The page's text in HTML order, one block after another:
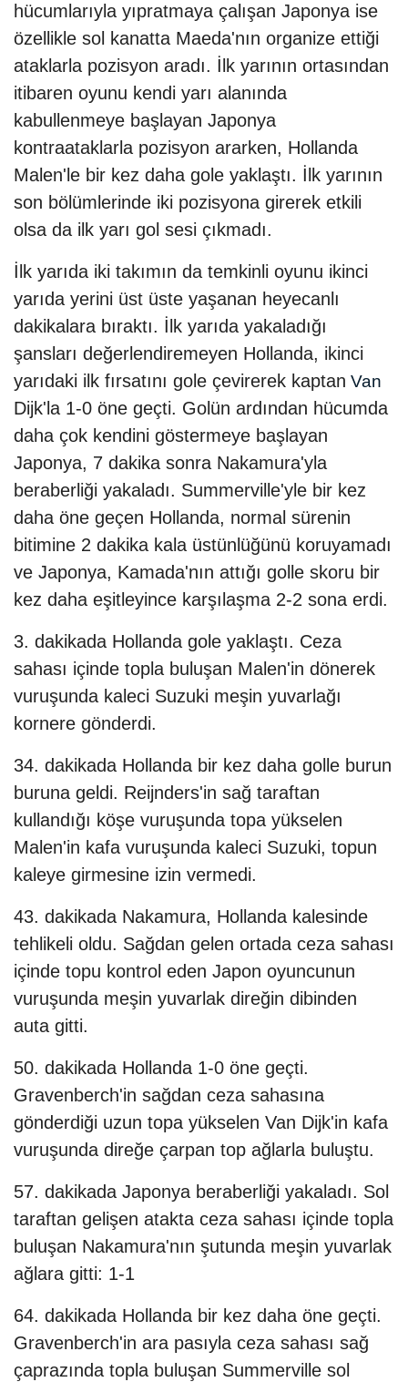
hücumlarıyla yıpratmaya çalışan Japonya ise
özellikle sol kanatta Maeda'nın organize ettiği
ataklarla pozisyon aradı. İlk yarının ortasından
itibaren oyunu kendi yarı alanında
kabullenmeye başlayan Japonya
kontraataklarla pozisyon ararken, Hollanda
Malen'le bir kez daha gole yaklaştı. İlk yarının
son bölümlerinde iki pozisyona girerek etkili
olsa da ilk yarı gol sesi çıkmadı.
İlk yarıda iki takımın da temkinli oyunu ikinci
yarıda yerini üst üste yaşanan heyecanlı
dakikalara bıraktı. İlk yarıda yakaladığı
şansları değerlendiremeyen Hollanda, ikinci
yarıdaki ilk fırsatını gole çevirerek kaptan Van
Dijk'la 1-0 öne geçti. Golün ardından hücumda
daha çok kendini göstermeye başlayan
Japonya, 7 dakika sonra Nakamura'yla
beraberliği yakaladı. Summerville'yle bir kez
daha öne geçen Hollanda, normal sürenin
bitimine 2 dakika kala üstünlüğünü koruyamadı
ve Japonya, Kamada'nın attığı golle skoru bir
kez daha eşitleyince karşılaşma 2-2 sona erdi.
3. dakikada Hollanda gole yaklaştı. Ceza
sahası içinde topla buluşan Malen'in dönerek
vuruşunda kaleci Suzuki meşin yuvarlağı
kornere gönderdi.
34. dakikada Hollanda bir kez daha golle burun
buruna geldi. Reijnders'in sağ taraftan
kullandığı köşe vuruşunda topa yükselen
Malen'in kafa vuruşunda kaleci Suzuki, topun
kaleye girmesine izin vermedi.
43. dakikada Nakamura, Hollanda kalesinde
tehlikeli oldu. Sağdan gelen ortada ceza sahası
içinde topu kontrol eden Japon oyuncunun
vuruşunda meşin yuvarlak direğin dibinden
auta gitti.
50. dakikada Hollanda 1-0 öne geçti.
Gravenberch'in sağdan ceza sahasına
gönderdiği uzun topa yükselen Van Dijk'in kafa
vuruşunda direğe çarpan top ağlarla buluştu.
57. dakikada Japonya beraberliği yakaladı. Sol
taraftan gelişen atakta ceza sahası içinde topla
buluşan Nakamura'nın şutunda meşin yuvarlak
ağlara gitti: 1-1
64. dakikada Hollanda bir kez daha öne geçti.
Gravenberch'in ara pasıyla ceza sahası sağ
çaprazında topla buluşan Summerville sol